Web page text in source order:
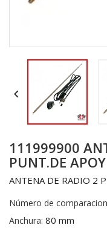

111999900
PUNT.DE APOY
ANTENA DE RADIO 2
Número de
Anchura: 80 mm